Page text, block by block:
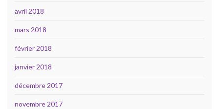
avril 2018
mars 2018
février 2018
janvier 2018
décembre 2017
novembre 2017